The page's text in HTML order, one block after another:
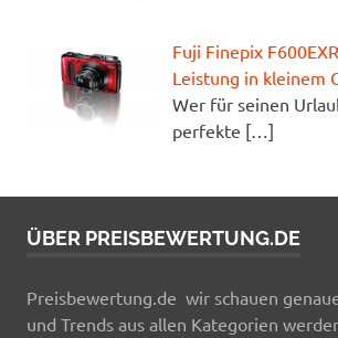
Fuji Finepix
Leistung in kleinem
Wer für seinen
perfekte […]
ÜBER PREISBEWERTUNG.DE
Preisbewertung.de wir schauen
und Trends aus allen Kategorien